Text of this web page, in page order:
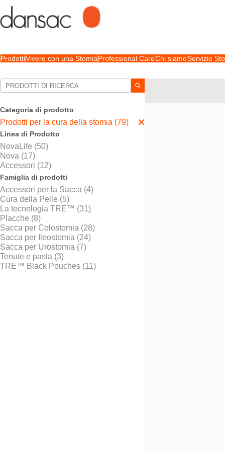
ProdottiVivere con una StomiaProfessional CareChi siamoServizio
Categoria di prodotto
Prodotti per la cura della stomia (79)
Linea di Prodotto
NovaLife (50)
Nova (17)
Accessori (12)
Famiglia di prodotti
Accessori per la Sacca (4)
Cura della Pelle (5)
La tecnologia TRE™ (31)
Placche (8)
Sacca per Colostomia (28)
Sacca per Ileostomia (24)
Sacca per Urostomia (7)
Tenute e pasta (3)
TRE™ Black Pouches (11)